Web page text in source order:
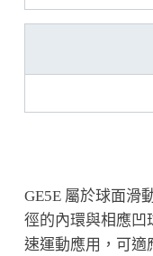
GE5E 屬於球面滑
徑的內環與相應凹
速運動應用，可適